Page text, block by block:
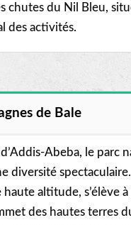
chutes du Nil Bleu,
des activités.
de Bale
Abeba, le parc
diversité
altitude, s’élève
des hautes terres